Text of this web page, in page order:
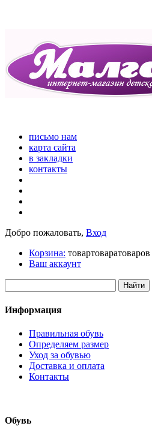
письмо нам
карта сайта
в закладки
контакты
Добро пожаловать, Вход
Корзина: товартоваратоваров
Ваш аккаунт
Информация
Правильная обувь
Определяем размер
Уход за обувью
Доставка и оплата
Контакты
Обувь